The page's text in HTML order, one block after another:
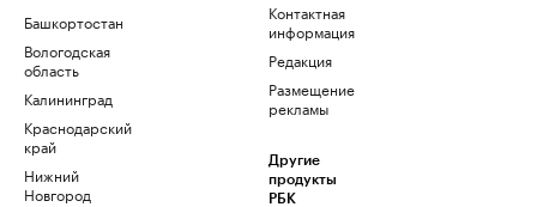
Башкортостан
Вологодская
область
Калининград
Краснодарский
край
Нижний
Новгород
Контактная
информация
Редакция
Размещение
рекламы
Другие
продукты
РБК